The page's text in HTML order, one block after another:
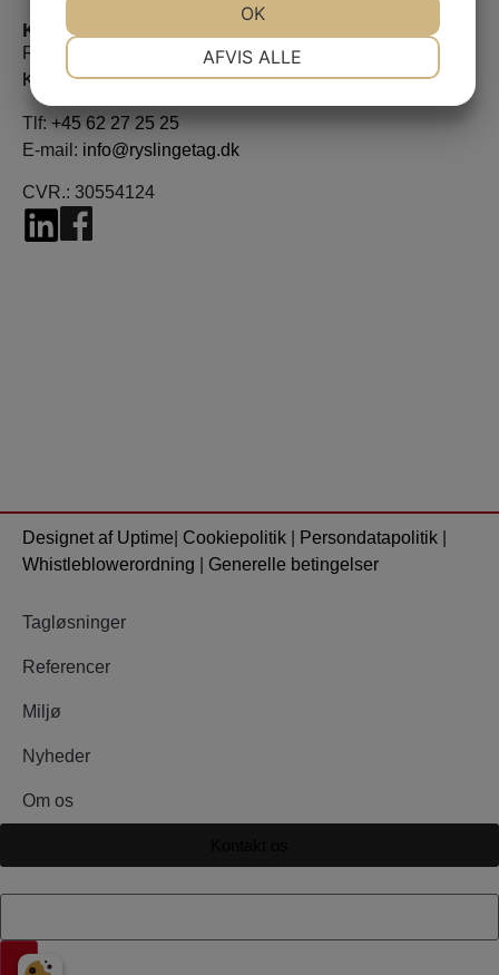
Kontaktinformation
Ryslinge Tagdækning A/S
Korsvangen 15, 5750 Ringe
Tlf: +45 62 27 25 25
E-mail: info@ryslingetag.dk
CVR.: 30554124
Designet af Uptime Cookiepolitik Persondatapolitik
Whistleblowerordning
Generelle betingelser
Tagløsninger
Referencer
Miljø
Nyheder
Om os
MARKETING
AFVIS ALLE
OK